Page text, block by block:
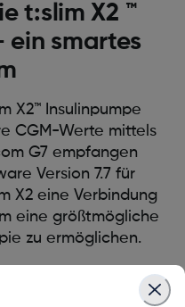
t:slim X2 ™
ein smartes
X2™ Insulinpumpe
CGM-Werte mittels
G7 empfangen
Version 7.7 für
X2 eine Verbindung
eine größtmögliche
zu ermöglichen.